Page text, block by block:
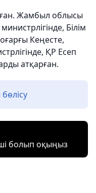
Жамбыл облысы
Білім
Кеңесте,
ҚР Есеп
атқарған.
болып оқыңыз